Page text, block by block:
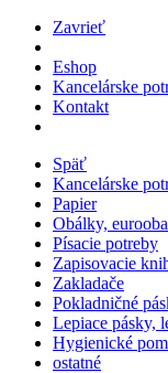
Zavrieť
Eshop
Kancelárske
Kontakt
Späť
Kancelárske
Papier
Obálky,
Písacie potreby
Zapisovacie
Zakladače
Pokladničné
Lepiace pásky,
Hygienické
ostatné